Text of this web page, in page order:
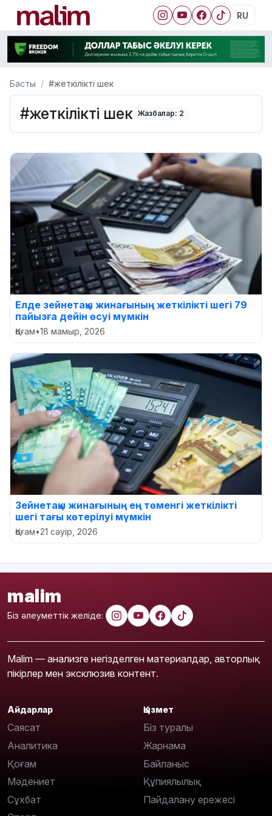
RU
Басты #жеткілікті шек
#жеткілікті шек Жазбалар: 2
Елде зейнетақы жинағының жеткілікті шегі 79
пайызға дейін өсуі мүмкін
Қоғам•18 мамыр, 2026
Зейнетақы жинағының ең төменгі жеткілікті
шегі тағы көтерілуі мүмкін
Қоғам•21 сәуір, 2026
malim
Біз әлеуметтік желіде:
Malim — анализге негізделген материалдар, авторлық
пікірлер мен эксклюзив контент.
Айдарлар
Саясат
Аналитика
Қоғам
Мәдениет
Сұхбат
Қызмет
Біз туралы
Жарнама
Байланыс
Құпиялылық
Пайдалану ережесі